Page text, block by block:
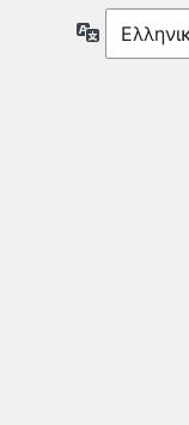
Γλώσσα